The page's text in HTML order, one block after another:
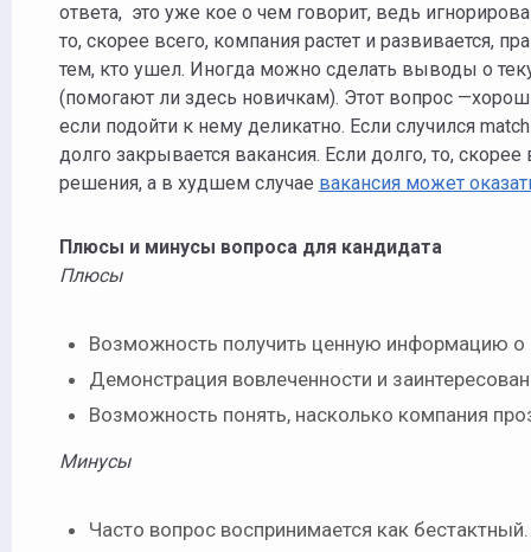
ответа, это уже кое о чем говорит, ведь
то, скорее всего, компания растет и развивается,
тем, кто ушел. Иногда можно сделать выводы о
(помогают ли здесь новичкам). Этот вопрос
если подойти к нему деликатно. Если случился
долго закрывается вакансия. Если долго, то,
решения, а в худшем случае вакансия может
Плюсы и минусы вопроса для кандидата
Плюсы
Возможность получить ценную информацию
Демонстрация вовлеченности и
Возможность понять, насколько компания
Минусы
Часто вопрос воспринимается как